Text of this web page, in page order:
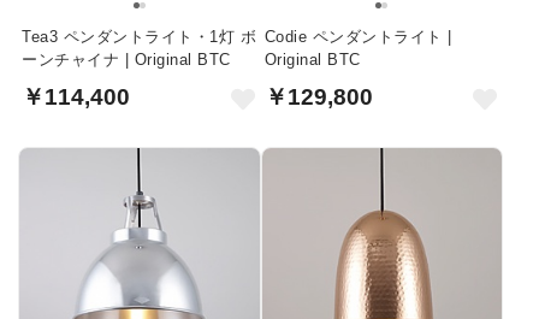
Tea3 ペンダントライト・1灯 ボ
ーンチャイナ | Original BTC
￥114,400
Codie ペンダントライト |
Original BTC
￥129,800